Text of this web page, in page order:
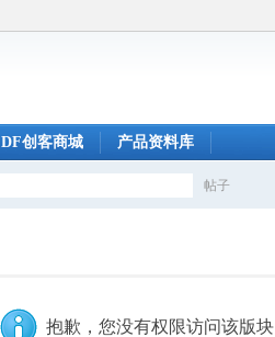
DF创客商城 产品资料库
帖子
抱歉，您没有权限访问该版块